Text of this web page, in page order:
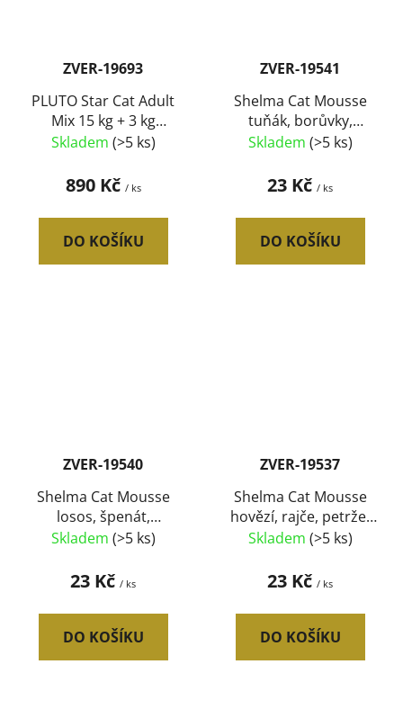
ZVER-19693
PLUTO Star Cat Adult
Mix 15 kg + 3 kg
ZDARMA
Skladem (>5 ks)
890 Kč / ks
DO KOŠÍKU
ZVER-19541
Shelma Cat Mousse
tuňák, borůvky,
rakytník GF, konzerva
Skladem (>5 ks)
23 Kč / ks
DO KOŠÍKU
ZVER-19540
Shelma Cat Mousse
losos, špenát,
rozmarýn GF, konzerva
Skladem (>5 ks)
23 Kč / ks
DO KOŠÍKU
ZVER-19537
Shelma Cat Mousse
hovězí, rajče, petržel
GF, konzerva 85 g
Skladem (>5 ks)
23 Kč / ks
DO KOŠÍKU